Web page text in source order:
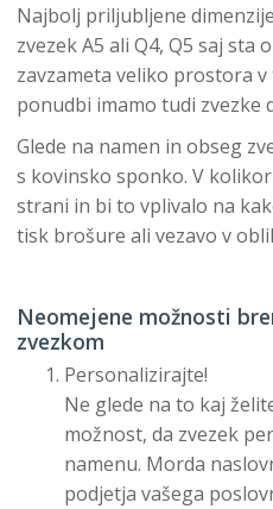
Najbolj priljubljene
zvezek A5 ali Q4, Q5 saj
zavzameta veliko prostora
ponudbi imamo tudi zvezke
Glede na namen in obseg
s kovinsko sponko. V
strani in bi to vplivalo na
tisk brošure ali vezavo v
Neomejene možnosti
zvezkom
Personalizirajte!
Ne glede na to kaj
možnost, da zvezek
namenu. Morda
podjetja vašega